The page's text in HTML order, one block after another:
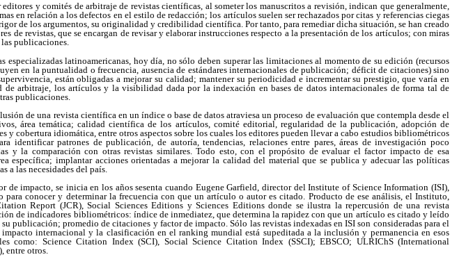
y comités de arbitraje de revistas científicas, al someter los manuscritos a revisión, indican que generalmente,
en relación a los defectos en el estilo de redacción; los artículos suelen ser rechazados por citas y referencias ciegas
de los argumentos, su originalidad y credibilidad científica. Por tanto, para remediar dicha situación, se han creado
de revistas, que se encargan de revisar y elaborar instrucciones respecto a la presentación de los artículos; con miras
publicaciones.
especializadas latinoamericanas, hoy día, no sólo deben superar las limitaciones al momento de su edición (recursos
en la puntualidad o frecuencia, ausencia de estándares internacionales de publicación; déficit de citaciones) sino
están obligadas a mejorar su calidad; mantener su periodicidad e incrementar su prestigio, que varía en
de arbitraje, los artículos y la visibilidad dada por la indexación en bases de datos internacionales de forma tal de
publicaciones.
de una revista científica en un índice o base de datos atraviesa un proceso de evaluación que contempla desde el
área temática; calidad científica de los artículos, comité editorial, regularidad de la publicación, adopción de
y cobertura idiomática, entre otros aspectos sobre los cuales los editores pueden llevar a cabo estudios bibliométricos
identificar patrones de publicación, de autoría, tendencias, relaciones entre pares, áreas de investigación poco
y la comparación con otras revistas similares. Todo esto, con el propósito de evaluar el factor impacto de esa
específica; implantar acciones orientadas a mejorar la calidad del material que se publica y adecuar las políticas
a las necesidades del país.
de impacto, se inicia en los años sesenta cuando Eugene Garfield, director del Institute of Science Information (ISI),
para conocer y determinar la frecuencia con que un artículo o autor es citado. Producto de ese análisis, el Instituto,
Report (JCR), Social Sciences Editions y Sciences Editions donde se ilustra la repercusión de una revista
de indicadores bibliométricos: índice de inmediatez, que determina la rapidez con que un artículo es citado y leído
publicación; promedio de citaciones y factor de impacto. Sólo las revistas indexadas en ISI son consideradas para el
internacional y la clasificación en el ranking mundial está supeditada a la inclusión y permanencia en esos
como: Science Citation Index (SCI), Social Science Citation Index (SSCI); EBSCO; ULRIChS (International
entre otros.